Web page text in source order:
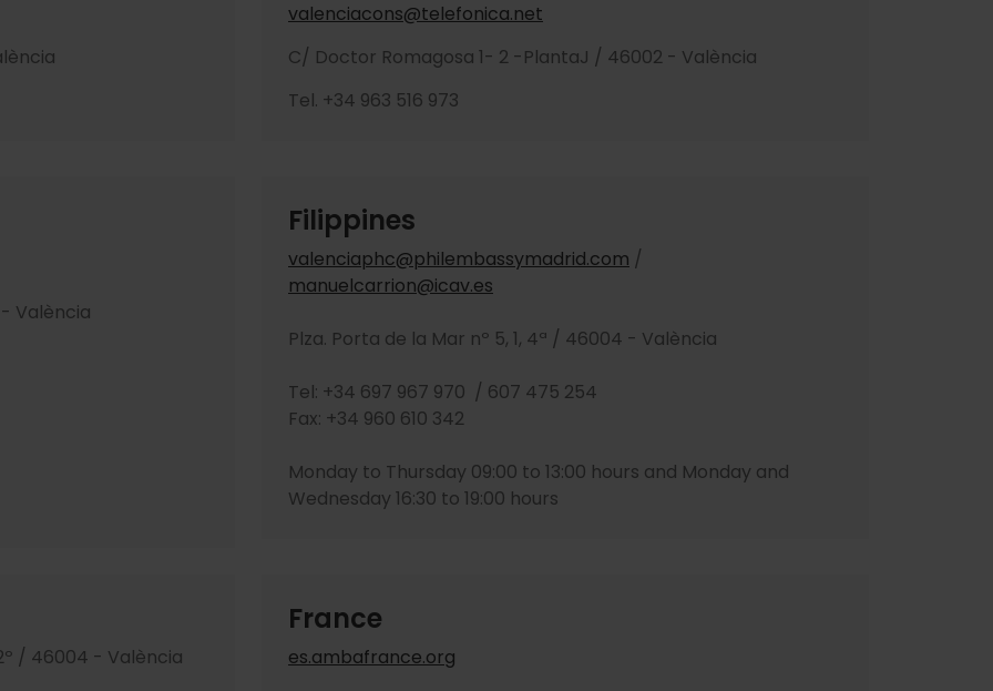
valenciacons@telefonica.net
C/ Doctor Romagosa 1- 2 -PlantaJ / 46002 - València
Tel. +34 963 516 973
València
Filippines
valenciaphc@philembassymadrid.com /
manuelcarrion@icav.es
Plza. Porta de la Mar nº 5, 1, 4ª / 46004 - València
Tel: +34 697 967 970 / 607 475 254
Fax: +34 960 610 342
Monday to Thursday 09:00 to 13:00 hours and Monday and
Wednesday 16:30 to 19:00 hours
/ 46004 - València
France
es.ambafrance.org